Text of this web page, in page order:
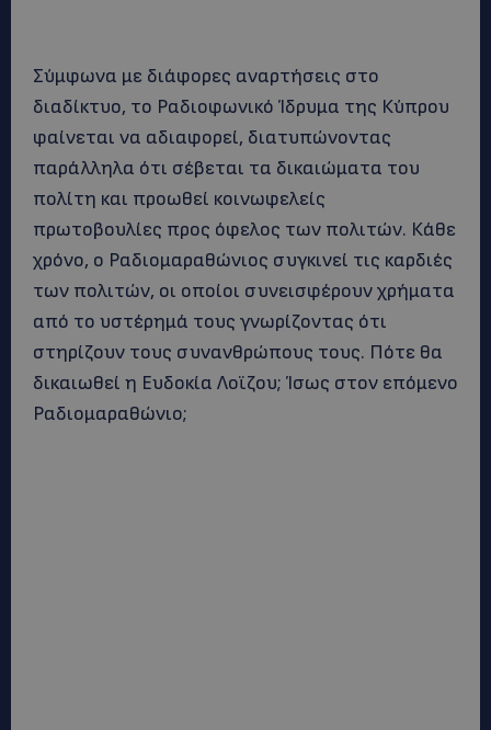
Σύμφωνα με διάφορες αναρτήσεις στο
διαδίκτυο, το Ραδιοφωνικό Ίδρυμα της Κύπρου
φαίνεται να αδιαφορεί, διατυπώνοντας
παράλληλα ότι σέβεται τα δικαιώματα του
πολίτη και προωθεί κοινωφελείς
πρωτοβουλίες προς όφελος των πολιτών. Κάθε
χρόνο, ο Ραδιομαραθώνιος συγκινεί τις καρδιές
των πολιτών, οι οποίοι συνεισφέρουν χρήματα
από το υστέρημά τους γνωρίζοντας ότι
στηρίζουν τους συνανθρώπους τους. Πότε θα
δικαιωθεί η Ευδοκία Λοϊζου; Ίσως στον επόμενο
Ραδιομαραθώνιο;